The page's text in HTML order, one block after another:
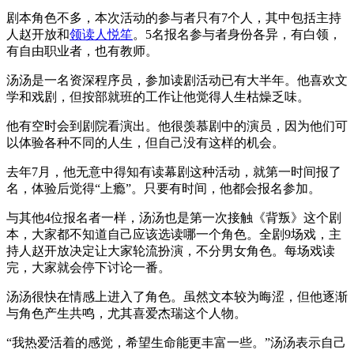
剧本角色不多，本次活动的参与者只有7个人，其中包括主持
人赵开放和领读人悦笙。5名报名参与者身份各异，有白领，
有自由职业者，也有教师。
汤汤是一名资深程序员，参加读剧活动已有大半年。他喜欢文
学和戏剧，但按部就班的工作让他觉得人生枯燥乏味。
他有空时会到剧院看演出。他很羡慕剧中的演员，因为他们可
以体验各种不同的人生，但自己没有这样的机会。
去年7月，他无意中得知有读幕剧这种活动，就第一时间报了
名，体验后觉得“上瘾”。只要有时间，他都会报名参加。
与其他4位报名者一样，汤汤也是第一次接触《背叛》这个剧
本，大家都不知道自己应该选读哪一个角色。全剧9场戏，主
持人赵开放决定让大家轮流扮演，不分男女角色。每场戏读
完，大家就会停下讨论一番。
汤汤很快在情感上进入了角色。虽然文本较为晦涩，但他逐渐
与角色产生共鸣，尤其喜爱杰瑞这个人物。
“我热爱活着的感觉，希望生命能更丰富一些。”汤汤表示自己